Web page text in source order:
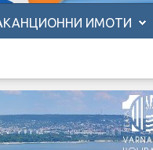
ИМОТИ